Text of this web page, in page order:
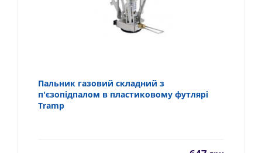
Пальник газовий складний з
п'єзопідпалом в пластиковому футлярі
Tramp